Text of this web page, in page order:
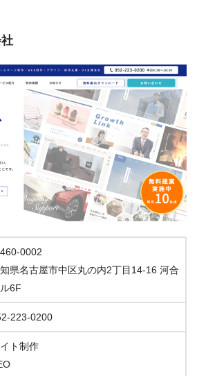
0002
県名古屋市中区丸の内2丁目14-16 河合
6F
223-0200
ト制作